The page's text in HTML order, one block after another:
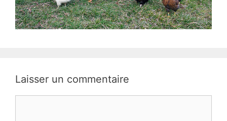
Laisser un commentaire